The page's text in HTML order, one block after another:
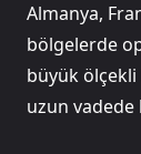
Almanya,
bölgelerde
büyük ölçekli
uzun vadede